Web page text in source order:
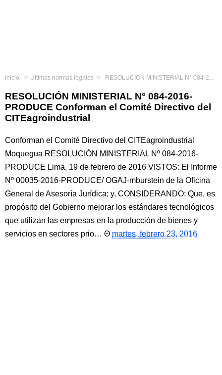
Inicio Últimas normas legales RESOLUCIÓN MINISTERIAL N° 084-2016-PRODUCE Conforman el Comité Directivo del CITEagroindustrial
RESOLUCIÓN MINISTERIAL N° 084-2016-
PRODUCE Conforman el Comité Directivo del
CITEagroindustrial
Conforman el Comité Directivo del CITEagroindustrial
Moquegua RESOLUCIÓN MINISTERIAL Nº 084-2016-
PRODUCE Lima, 19 de febrero de 2016 VISTOS: El Informe
Nº 00035-2016-PRODUCE/ OGAJ-mburstein de la Oficina
General de Asesoría Jurídica; y, CONSIDERANDO: Que, es
propósito del Gobierno mejorar los estándares tecnológicos
que utilizan las empresas en la producción de bienes y
servicios en sectores prio…
martes, febrero 23, 2016